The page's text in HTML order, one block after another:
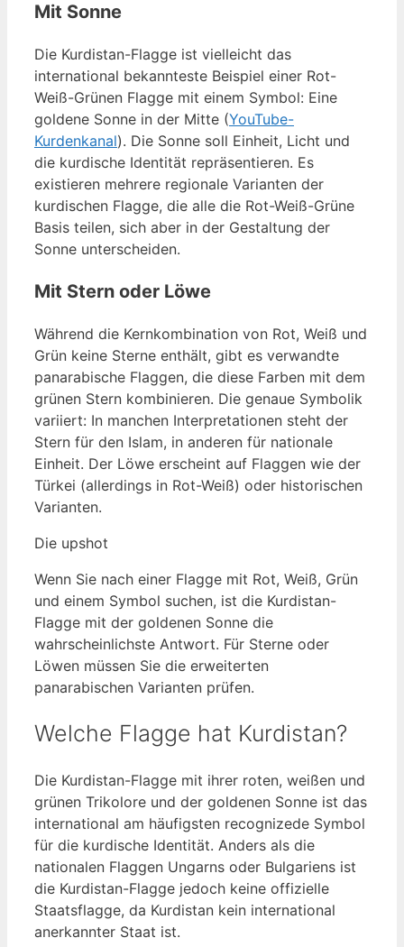
Mit Sonne
Die Kurdistan-Flagge ist vielleicht das
international bekannteste Beispiel einer Rot-
Weiß-Grünen Flagge mit einem Symbol: Eine
goldene Sonne in der Mitte (YouTube-
Kurdenkanal). Die Sonne soll Einheit, Licht und
die kurdische Identität repräsentieren. Es
existieren mehrere regionale Varianten der
kurdischen Flagge, die alle die Rot-Weiß-Grüne
Basis teilen, sich aber in der Gestaltung der
Sonne unterscheiden.
Mit Stern oder Löwe
Während die Kernkombination von Rot, Weiß und
Grün keine Sterne enthält, gibt es verwandte
panarabische Flaggen, die diese Farben mit dem
grünen Stern kombinieren. Die genaue Symbolik
variiert: In manchen Interpretationen steht der
Stern für den Islam, in anderen für nationale
Einheit. Der Löwe erscheint auf Flaggen wie der
Türkei (allerdings in Rot-Weiß) oder historischen
Varianten.
Die upshot
Wenn Sie nach einer Flagge mit Rot, Weiß, Grün
und einem Symbol suchen, ist die Kurdistan-
Flagge mit der goldenen Sonne die
wahrscheinlichste Antwort. Für Sterne oder
Löwen müssen Sie die erweiterten
panarabischen Varianten prüfen.
Welche Flagge hat Kurdistan?
Die Kurdistan-Flagge mit ihrer roten, weißen und
grünen Trikolore und der goldenen Sonne ist das
international am häufigsten recognizede Symbol
für die kurdische Identität. Anders als die
nationalen Flaggen Ungarns oder Bulgariens ist
die Kurdistan-Flagge jedoch keine offizielle
Staatsflagge, da Kurdistan kein international
anerkannter Staat ist.